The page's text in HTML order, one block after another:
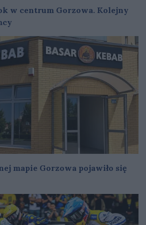
w centrum Gorzowa. Kolejny
mapie Gorzowa pojawiło się